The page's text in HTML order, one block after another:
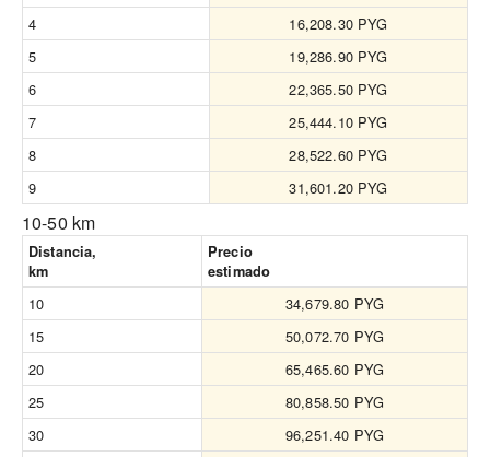
4
16,208.30 PYG
5
19,286.90 PYG
6
22,365.50 PYG
7
25,444.10 PYG
8
28,522.60 PYG
9
31,601.20 PYG
10-50 km
Distancia,
km
Precio
estimado
10
34,679.80 PYG
15
50,072.70 PYG
20
65,465.60 PYG
25
80,858.50 PYG
30
96,251.40 PYG